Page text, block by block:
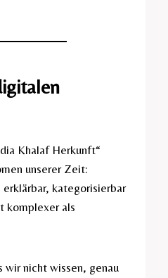
Khalaf Herkunft“
unserer Zeit:
kategorisierbar
komplexer als
wir nicht wissen, genau